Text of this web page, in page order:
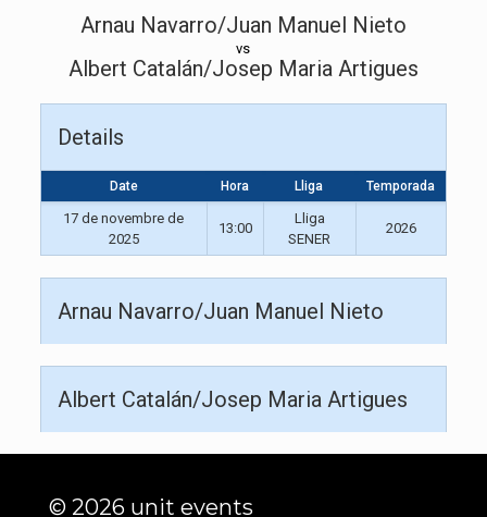
Arnau Navarro/Juan Manuel Nieto
vs
Albert Catalán/Josep Maria Artigues
Details
Date Hora Lliga Temporada
17 de novembre de
2025
13:00
Lliga
SENER
2026
Arnau Navarro/Juan Manuel Nieto
Albert Catalán/Josep Maria Artigues
© 2026 unit events